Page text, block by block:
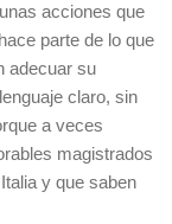
acciones que
parte de lo que
adecuar su
claro, sin
a veces
magistrados
y que saben